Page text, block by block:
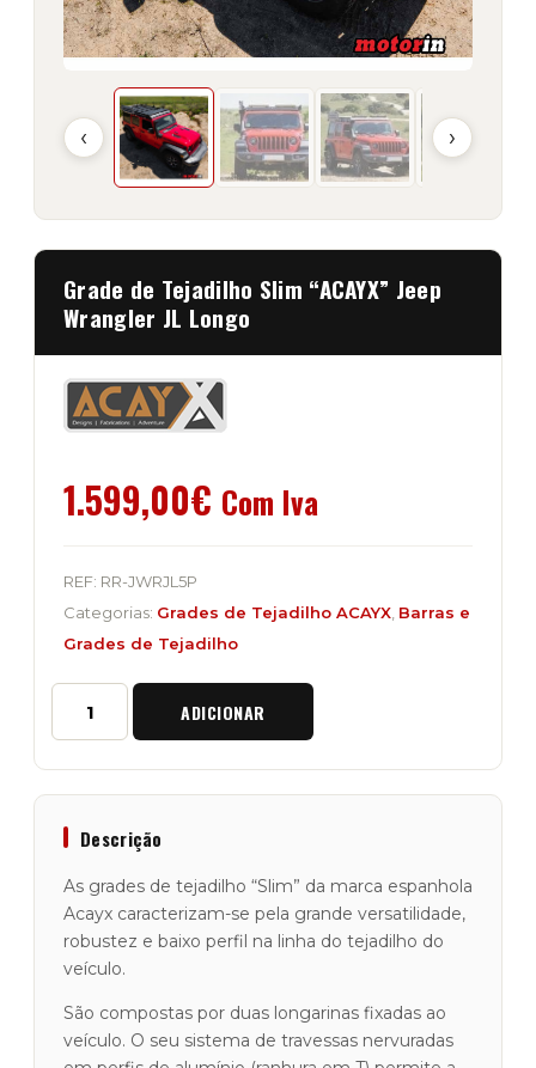
‹ ›
Grade de Tejadilho Slim “ACAYX” Jeep
Wrangler JL Longo
1.599,00€ Com Iva
REF: RR-JWRJL5P
Categorias: Grades de Tejadilho ACAYX Barras e
Grades de Tejadilho
Quantidade
Grade
"ACAYX"
Jeep
Wrangler
JL
Longo
ADICIONAR
Descrição
As grades de tejadilho “Slim” da marca espanhola
Acayx caracterizam-se pela grande versatilidade,
robustez e baixo perfil na linha do tejadilho do
veículo.
São compostas por duas longarinas fixadas ao
veículo. O seu sistema de travessas nervuradas